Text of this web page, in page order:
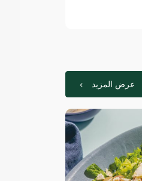
عرض المزيد